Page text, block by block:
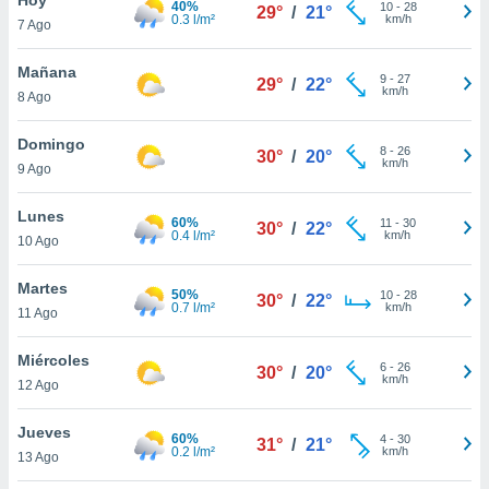
en
más
nuestra
de
cookies
aceptar
7 Ago
40%
0.3 l/m²
29° / 21° 10- 28
km/h
Mañana
8 Ago
29° / 22° 9- 27
km/h
Domingo
9 Ago
30° / 20° 8- 26
km/h
Lunes
10 Ago
60%
0.4 l/m²
30° / 22° 11 - 30
km/h
Martes
11 Ago
50%
0.7 l/m²
30° / 22° 10- 28
km/h
Miércoles
12 Ago
30° / 20° 6- 26
km/h
Jueves
13 Ago
60%
0.2 l/m²
31° / 21° 4- 30
km/h